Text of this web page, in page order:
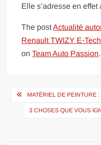
Elle s’adresse en
The postActualité
Renault TWIZY E-
onTeam Auto Passion.
Navigation
MATÉRIEL DE PEINTURE
3 CHOSES QUE VOUS